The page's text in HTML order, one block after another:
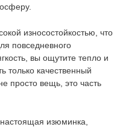
износостойкостью, что
повседневного
вы ощутите тепло и
только качественный
просто вещь, это часть
изюминка,